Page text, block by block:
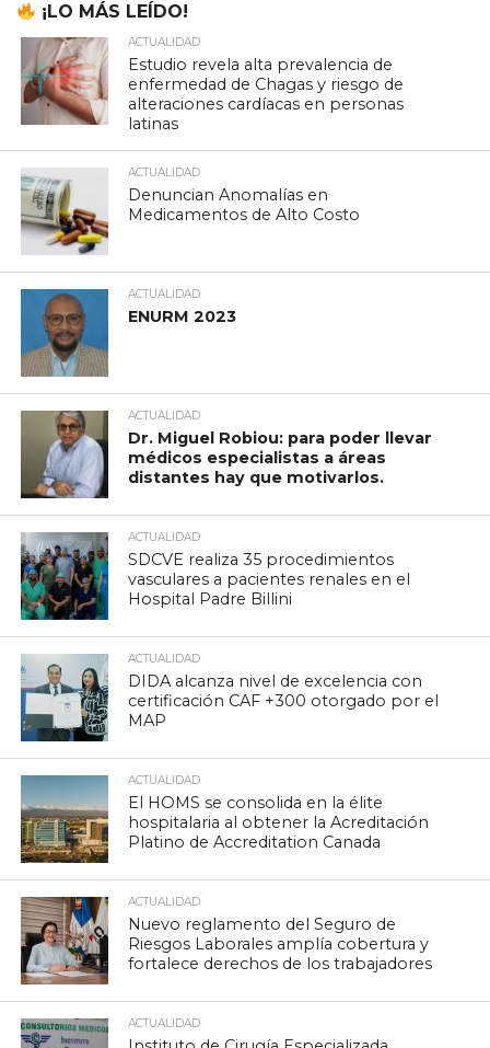
¡LO MÁS LEÍDO!
ACTUALIDAD
Estudio revela alta prevalencia de
enfermedad de Chagas y riesgo de
alteraciones cardíacas en personas
latinas
ACTUALIDAD
Denuncian Anomalías en
Medicamentos de Alto Costo
ACTUALIDAD
ENURM 2023
ACTUALIDAD
Dr. Miguel Robiou: para poder llevar
médicos especialistas a áreas
distantes hay que motivarlos.
ACTUALIDAD
SDCVE realiza 35 procedimientos
vasculares a pacientes renales en el
Hospital Padre Billini
ACTUALIDAD
DIDA alcanza nivel de excelencia con
certificación CAF +300 otorgado por el
MAP
ACTUALIDAD
El HOMS se consolida en la élite
hospitalaria al obtener la Acreditación
Platino de Accreditation Canada
ACTUALIDAD
Nuevo reglamento del Seguro de
Riesgos Laborales amplía cobertura y
fortalece derechos de los trabajadores
ACTUALIDAD